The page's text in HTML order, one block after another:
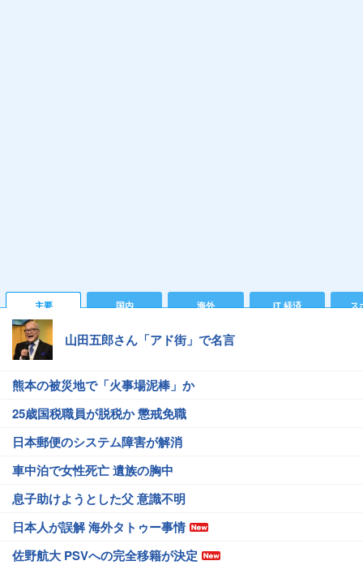
主要 国内 海外 IT 経済 ス
山田五郎さん「アド街」で名言
熊本の被災地で「火事場泥棒」か
25歳国税職員が脱税か 懲戒免職
日本郵便のシステム障害が解消
車中泊で女性死亡 遺族の胸中
息子助けようとした父 意識不明
日本人が誤解 海外タトゥー事情
佐野航大 PSVへの完全移籍が決定